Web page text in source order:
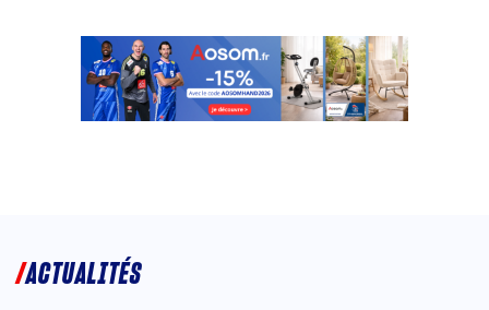
ACTUALITÉS